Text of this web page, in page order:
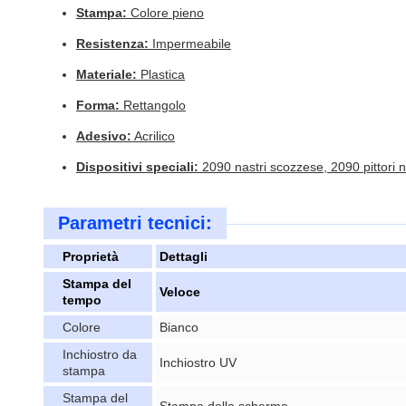
Stampa: Colore pieno
Resistenza: Impermeabile
Materiale: Plastica
Forma: Rettangolo
Adesivo: Acrilico
Dispositivi speciali: 2090 nastri scozzese, 2090 pittori
Parametri tecnici:
Proprietà
Dettagli
Stampa del
tempo
Veloce
Colore
Bianco
Inchiostro da
stampa
Inchiostro UV
Stampa del